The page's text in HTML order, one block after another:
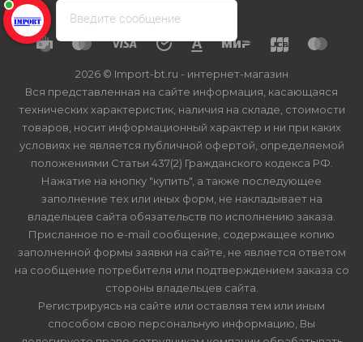
2026 © Import-bt.ru - интернет-магазин
Вся представленная на сайте информация, касающаяся
технических характеристик, наличия на складе, стоимости
товаров, носит информационный характер и ни при каких
условиях не является публичной офертой, определяемой
положениями Статьи 437(2) Гражданского кодекса РФ.
Нажатие на кнопку "купить", а также последующее
заполнение тех или иных форм, не накладывает на
владельцев сайта обязательств по исполнению заказа.
Присланное по e-mail сообщение, содержащее копию
заполненной формы заявки на сайте, не является ответом
на сообщение потребителя или подтверждением заказа со
стороны владельцев сайта.
Регистрируясь на сайте или оставляя тем или иным
способом свою персональную информацию, Вы
Введите сообщение